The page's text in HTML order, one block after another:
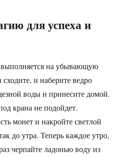
для успеха и
выполняется на убывающую
и наберите ведро
воды и принесите домой.
крана не подойдет.
монет и накройте светлой
до утра. Теперь каждое утро,
черпайте ладонью воду из